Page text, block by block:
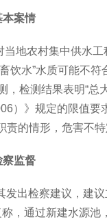
本案情
地农村集中供水
饮水”水质可能不
检测结果表明“总
）》规定的限值
的情形，危害不
察监督
出检察建议，建
，通过新建水源